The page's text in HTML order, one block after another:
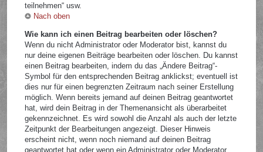
teilnehmen“ usw.
Nach oben
Wie kann ich einen Beitrag bearbeiten oder löschen?
Wenn du nicht Administrator oder Moderator bist, kannst du
nur deine eigenen Beiträge bearbeiten oder löschen. Du kannst
einen Beitrag bearbeiten, indem du das „Ändere Beitrag“-
Symbol für den entsprechenden Beitrag anklickst; eventuell ist
dies nur für einen begrenzten Zeitraum nach seiner Erstellung
möglich. Wenn bereits jemand auf deinen Beitrag geantwortet
hat, wird dein Beitrag in der Themenansicht als überarbeitet
gekennzeichnet. Es wird sowohl die Anzahl als auch der letzte
Zeitpunkt der Bearbeitungen angezeigt. Dieser Hinweis
erscheint nicht, wenn noch niemand auf deinen Beitrag
geantwortet hat oder wenn ein Administrator oder Moderator